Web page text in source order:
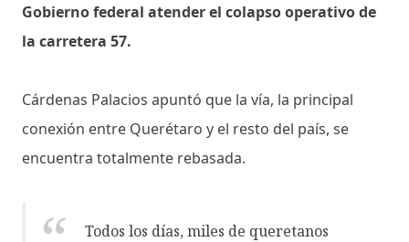
Gobierno federal atender el colapso operativo de
la carretera 57.
Cárdenas Palacios apuntó que la vía, la principal
conexión entre Querétaro y el resto del país, se
encuentra totalmente rebasada.
Todos los días, miles de queretanos